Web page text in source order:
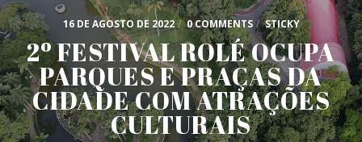
16 DE AGOSTO DE 2022 / 0 COMMENTS / STICKY
2º FESTIVAL ROLÉ OCUPA
PARQUES E PRAÇAS DA
CIDADE COM ATRAÇÕES
CULTURAIS